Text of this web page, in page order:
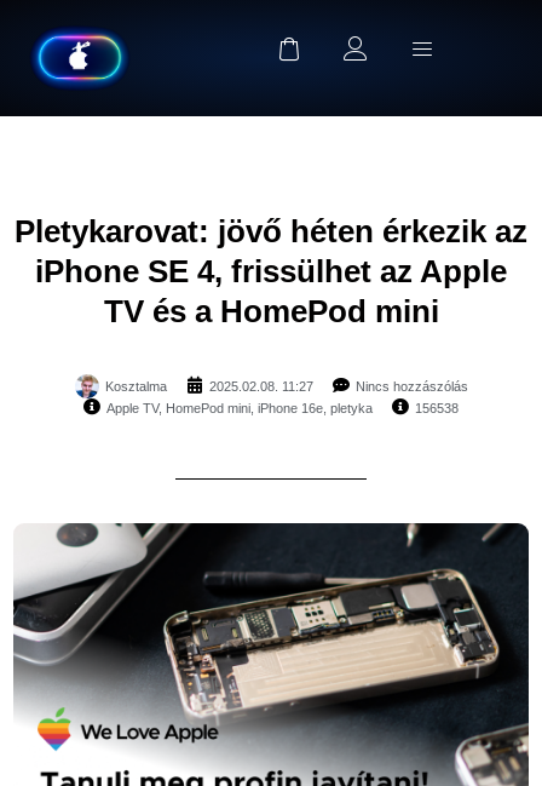
Pletykarovat: jövő héten érkezik az
iPhone SE 4, frissülhet az Apple
TV és a HomePod mini
Kosztalma 2025.02.08. 11:27
Nincs hozzászólás
Apple TV, HomePod mini iPhone 16e pletyka 156538